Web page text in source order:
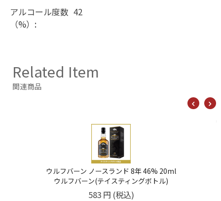
アルコール度数
（%）:
42
Related Item
関連商品
ウルフバーン ノースランド 8年 46% 20ml
ウルフバーン(テイスティングボトル)
583 円 (税込)